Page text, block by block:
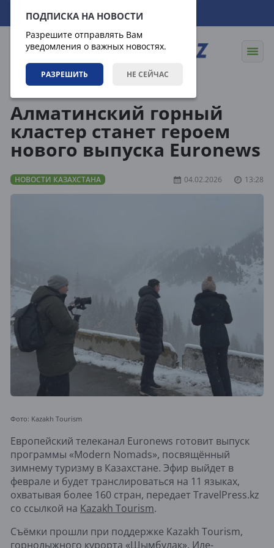
ПОДПИСКА НА НОВОСТИ
Разрешите отправлять Вам
уведомления о важных новостях.
РАЗРЕШИТЬ НЕ СЕЙЧАС
07.08.2026 07:20:05
Алматинский горный
кластер станет героем
нового выпуска Euronews
НОВОСТИ КАЗАХСТАНА 04.02.2026 13:28
Фото: Kazakh Tourism
Европейский телеканал Euronews готовит выпуск
программы «Modern Nomads», посвящённый
зимнему туризму в Казахстане. Эфир выйдет в
феврале и будет транслироваться на 11 языках,
охватывая более 160 стран, передает TravelPress.kz
со ссылкой на Kazakh Tourism.
Съёмки прошли при поддержке Kazakh Tourism,
горнолыжного курорта «Шымбулак», Иле-